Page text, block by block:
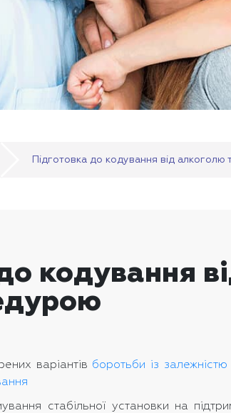
Підготовка до кодування від
кодування
варіантів боротьби із залежністю
стабільної установки на